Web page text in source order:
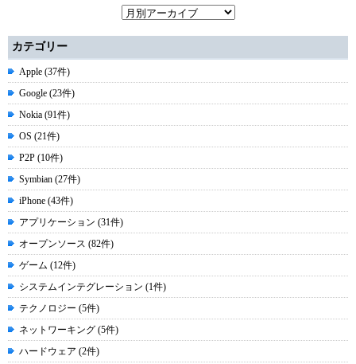
カテゴリー
Apple (37件)
Google (23件)
Nokia (91件)
OS (21件)
P2P (10件)
Symbian (27件)
iPhone (43件)
アプリケーション (31件)
オープンソース (82件)
ゲーム (12件)
システムインテグレーション (1件)
テクノロジー (5件)
ネットワーキング (5件)
ハードウェア (2件)